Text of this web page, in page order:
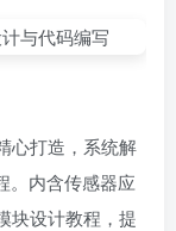
心打造，系统解
。内含传感器应
块设计教程，提